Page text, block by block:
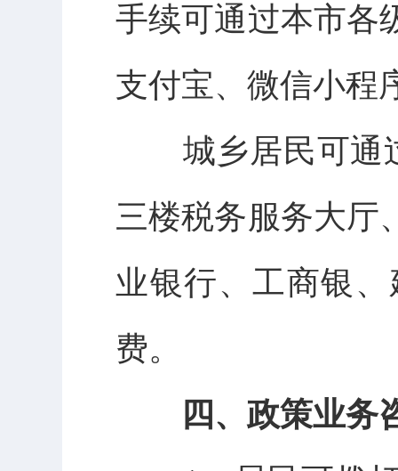
手续可通过本市各
支付宝、微信小程
城乡居民可通
三楼税务服务大厅
业银行、工商银
费。
四、政策业务